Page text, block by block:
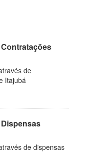
de
Itajubá
de dispensas